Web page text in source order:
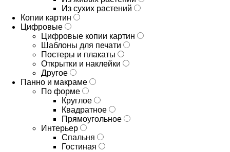
Из сухих растений
Копии картин
Цифровые
Цифровые копии картин
Шаблоны для печати
Постеры и плакаты
Открытки и наклейки
Другое
Панно и макраме
По форме
Круглое
Квадратное
Прямоугольное
Интерьер
Спальня
Гостиная